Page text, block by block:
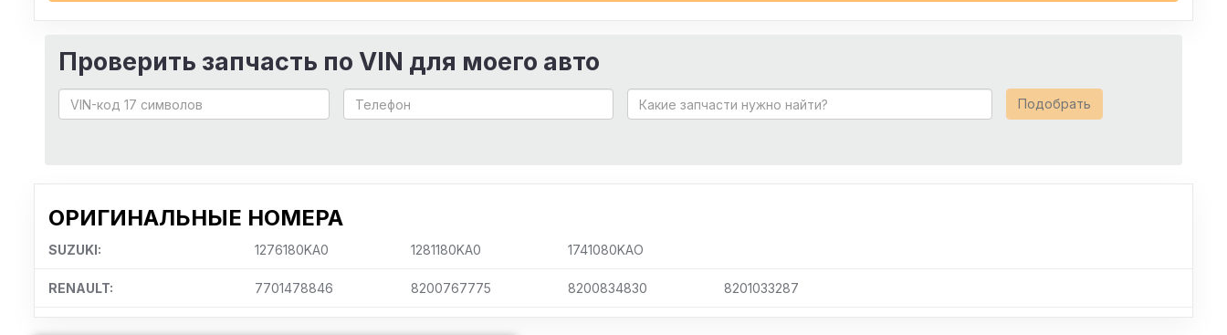
Проверить запчасть по VIN для моего авто
Подобрать
ОРИГИНАЛЬНЫЕ НОМЕРА
SUZUKI: 1276180KA0 1281180KA0 1741080KAO
RENAULT: 7701478846 8200767775 8200834830 8201033287